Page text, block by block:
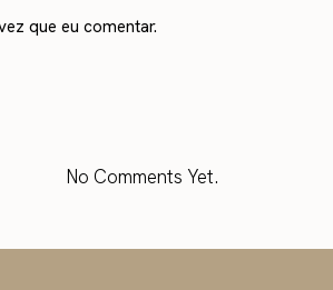
que eu comentar.
No Comments Yet.